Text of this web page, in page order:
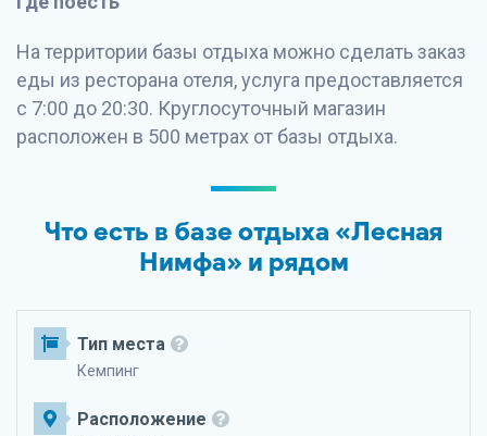
На территории базы отдыха можно сделать заказ
еды из ресторана отеля, услуга предоставляется
с 7:00 до 20:30. Круглосуточный магазин
расположен в 500 метрах от базы отдыха.
Что есть в базе отдыха «Лесная
Нимфа» и рядом
Тип места
Кемпинг
Расположение